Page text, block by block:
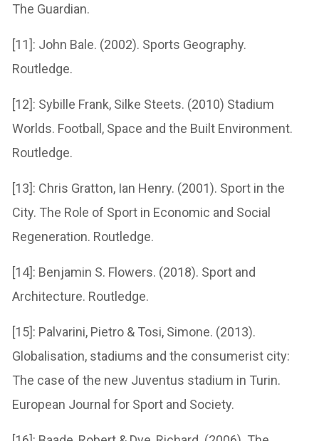
The Guardian.
[11]: John Bale. (2002). Sports Geography.
Routledge.
[12]: Sybille Frank, Silke Steets. (2010) Stadium
Worlds. Football, Space and the Built Environment.
Routledge.
[13]: Chris Gratton, Ian Henry. (2001). Sport in the
City. The Role of Sport in Economic and Social
Regeneration. Routledge.
[14]: Benjamin S. Flowers. (2018). Sport and
Architecture. Routledge.
[15]: Palvarini, Pietro & Tosi, Simone. (2013).
Globalisation, stadiums and the consumerist city:
The case of the new Juventus stadium in Turin.
European Journal for Sport and Society.